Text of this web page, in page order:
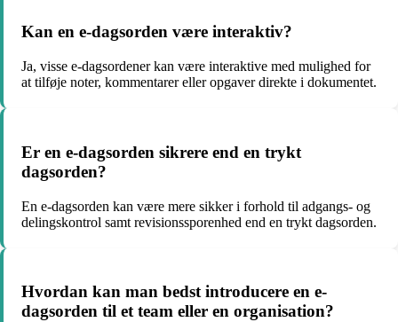
Kan en e-dagsorden være interaktiv?
Ja, visse e-dagsordener kan være interaktive med mulighed for
at tilføje noter, kommentarer eller opgaver direkte i dokumentet.
Er en e-dagsorden sikrere end en trykt
dagsorden?
En e-dagsorden kan være mere sikker i forhold til adgangs- og
delingskontrol samt revisionssporenhed end en trykt dagsorden.
Hvordan kan man bedst introducere en e-
dagsorden til et team eller en organisation?